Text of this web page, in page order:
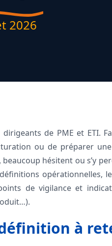
2026
de PME et ETI.
ou de préparer
hésitent ou s’y
opérationnelles,
de vigilance et
à